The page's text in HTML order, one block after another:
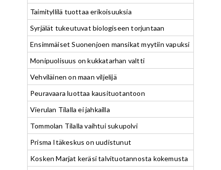
Taimityllilä tuottaa erikoisuuksia
Syrjälät tukeutuvat biologiseen torjuntaan
Ensimmäiset Suonenjoen mansikat myytiin vapuksi
Monipuolisuus on kukkatarhan valtti
Vehviläinen on maan viljelijä
Peuravaara luottaa kausituotantoon
Vierulan Tilalla ei jahkailla
Tommolan Tilalla vaihtui sukupolvi
Prisma Itäkeskus on uudistunut
Kosken Marjat keräsi talvituotannosta kokemusta